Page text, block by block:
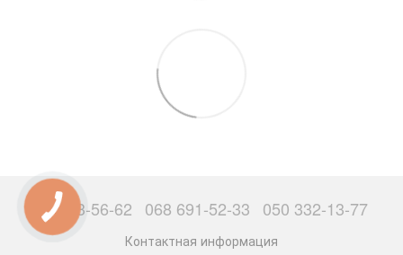
063 503-56-62 068 691-52-33 050 332-13-77
Контактная информация